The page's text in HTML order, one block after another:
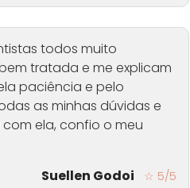
todos muito
tratada e me explicam
paciência e pelo
as minhas dúvidas e
ela, confio o meu
Suellen Godoi
☆ 5/5